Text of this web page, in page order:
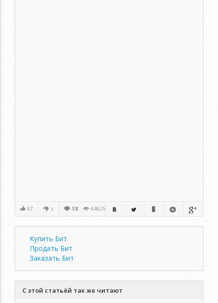
67 1 38 64625
Купить Бит
Продать Бит
Заказать Бит
С этой статьёй так же читают